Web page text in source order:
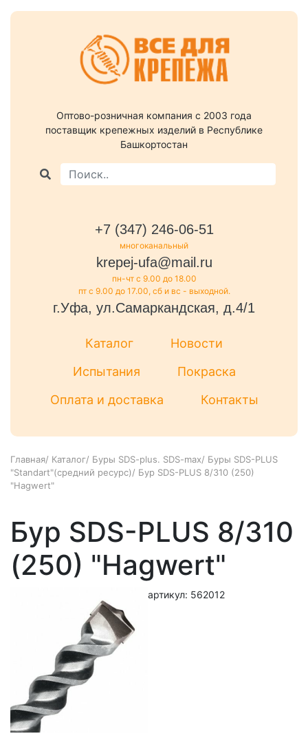
Оптово-розничная компания c 2003 года
поставщик крепежных изделий в Республике
Башкортостан
+7 (347) 246-06-51
многоканальный
krepej-ufa@mail.ru
пн-чт с 9.00 до 18.00
пт с 9.00 до 17.00, сб и вс - выходной.
г.Уфа, ул.Самаркандская, д.4/1
Каталог
Новости
Испытания
Покраска
Оплата и доставка
Контакты
Главная/ Каталог/ Буры SDS-plus. SDS-max/ Буры SDS-PLUS
"Standart"(средний ресурс)/ Бур SDS-PLUS 8/310 (250)
"Hagwert"
Бур SDS-PLUS 8/310
(250) "Hagwert"
артикул: 562012